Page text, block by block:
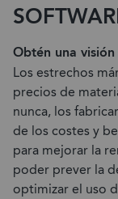
Obtén una
Los estrechos
precios de
nunca, los
de los costes y
para mejorar la
poder prever la
optimizar el uso